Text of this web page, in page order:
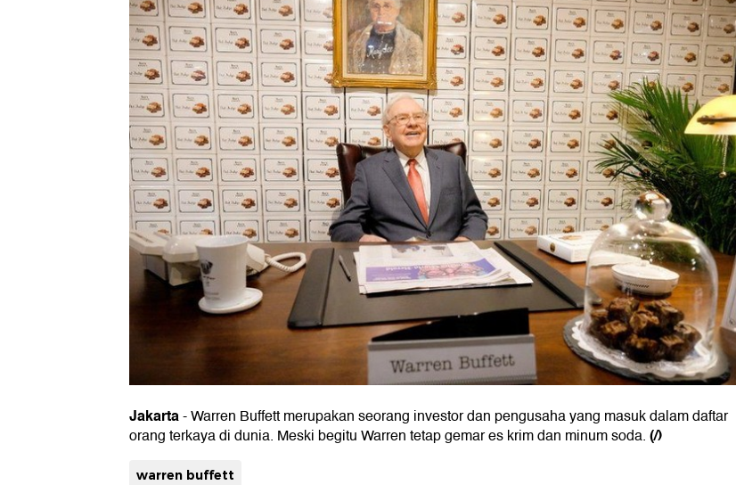
Jakarta- Warren Buffett merupakan seorang investor dan pengusaha yang masuk dalam daftar
orang terkaya di dunia. Meski begitu Warren tetap gemar es krim dan minum soda.(/)
warren buffett